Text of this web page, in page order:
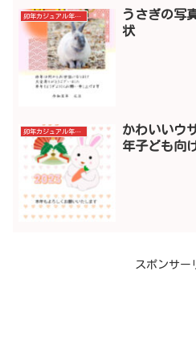
卯年カジュアル年賀状
うさぎの写
状
卯年カジュアル年賀状
かわいいウ
年子ども向
スポンサー